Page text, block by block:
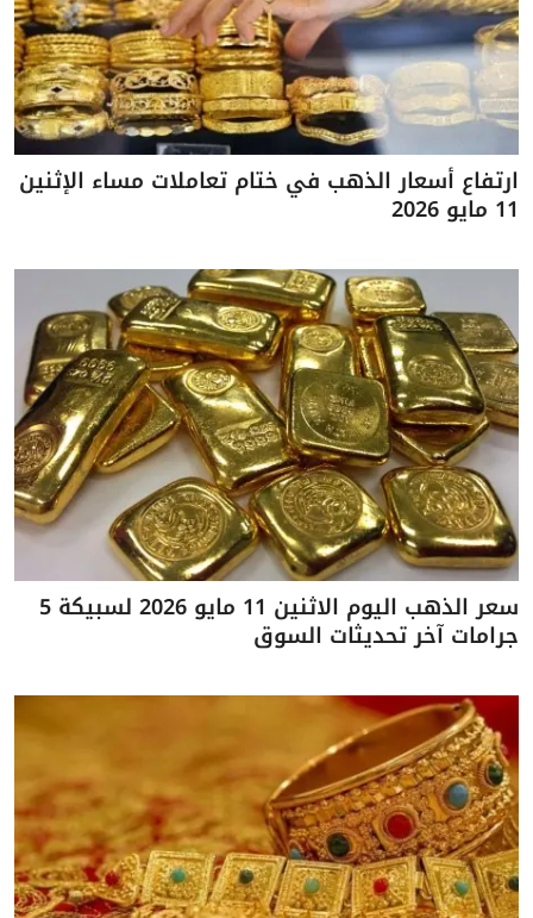
ارتفاع أسعار الذهب في ختام تعاملات مساء الإثنين
11 مايو 2026
سعر الذهب اليوم الاثنين 11 مايو 2026 لسبيكة 5
جرامات آخر تحديثات السوق